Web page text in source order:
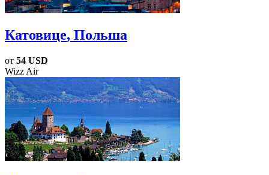
Катовице, Польша
от 54 USD
Wizz Air